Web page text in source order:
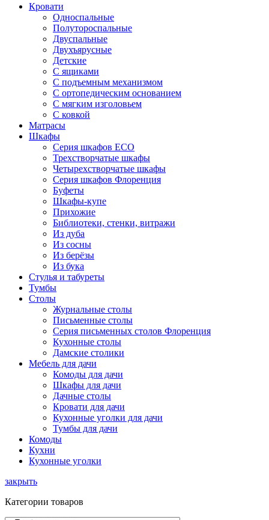
Кровати
Односпальные
Полутороспальные
Двуспальные
Двухъярусные
Детские
С ящиками
С подъемным механизмом
С ортопедическим основанием
С мягким изголовьем
С ковкой
Матрасы
Шкафы
Серия шкафов ECO
Трехстворчатые шкафы
Четырехстворчатые шкафы
Серия шкафов Флоренция
Буфеты
Шкафы-купе
Прихожие
Библиотеки, стенки, витражи
Из дуба
Из сосны
Из берёзы
Из бука
Стулья и табуреты
Тумбы
Столы
Журнальные столы
Письменные столы
Серия письменных столов Флоренция
Кухонные столы
Дамские столики
Мебель для дачи
Комоды для дачи
Шкафы для дачи
Дачные столы
Кровати для дачи
Кухонные уголки для дачи
Тумбы для дачи
Комоды
Кухни
Кухонные уголки
закрыть
Категории товаров